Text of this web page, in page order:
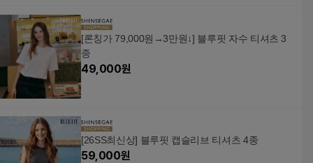
[론칭가 79,000원→3만원↓] 블루핏 자수 티셔츠 3
종
49,000원
[26SS최신상] 블루핏 캡슬리브 티셔츠 4종
59,000원